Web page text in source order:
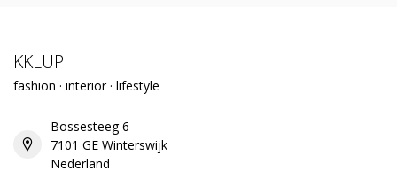
KKLUP
fashion · interior · lifestyle
Bossesteeg 6
7101 GE Winterswijk
Nederland